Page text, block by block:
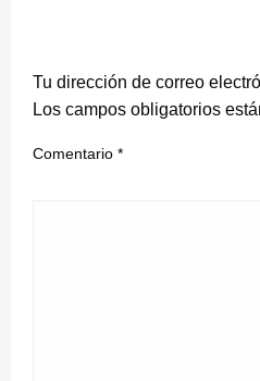
Tu dirección de correo
Los campos obligatorios
Comentario *